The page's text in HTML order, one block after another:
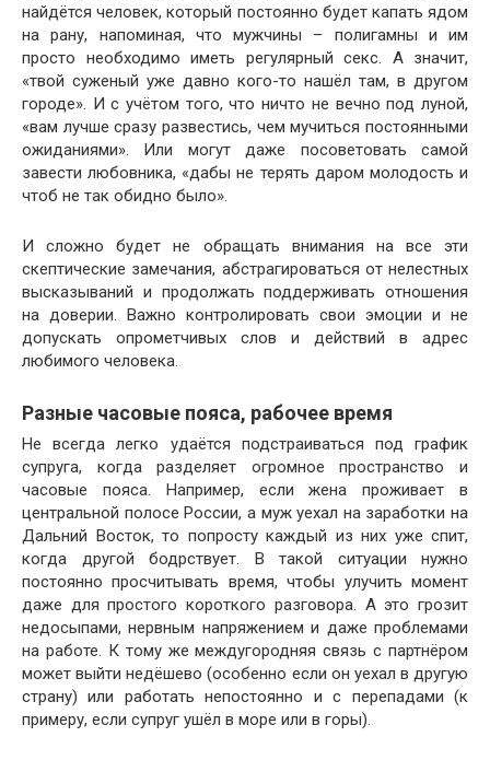
найдётся человек, который постоянно будет капать ядом
на рану, напоминая, что мужчины – полигамны и им
просто необходимо иметь регулярный секс. А значит,
«твой суженый уже давно кого-то нашёл там, в другом
городе». И с учётом того, что ничто не вечно под луной,
«вам лучше сразу развестись, чем мучиться постоянными
ожиданиями». Или могут даже посоветовать самой
завести любовника, «дабы не терять даром молодость и
чтоб не так обидно было».
И сложно будет не обращать внимания на все эти
скептические замечания, абстрагироваться от нелестных
высказываний и продолжать поддерживать отношения
на доверии. Важно контролировать свои эмоции и не
допускать опрометчивых слов и действий в адрес
любимого человека.
Разные часовые пояса, рабочее время
Не всегда легко удаётся подстраиваться под график
супруга, когда разделяет огромное пространство и
часовые пояса. Например, если жена проживает в
центральной полосе России, а муж уехал на заработки на
Дальний Восток, то попросту каждый из них уже спит,
когда другой бодрствует. В такой ситуации нужно
постоянно просчитывать время, чтобы улучить момент
даже для простого короткого разговора. А это грозит
недосыпами, нервным напряжением и даже проблемами
на работе. К тому же междугородняя связь с партнёром
может выйти недёшево (особенно если он уехал в другую
страну) или работать непостоянно и с перепадами (к
примеру, если супруг ушёл в море или в горы).